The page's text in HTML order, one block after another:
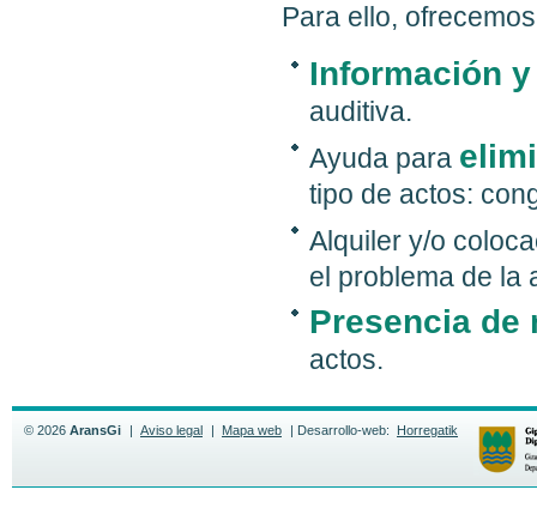
Para ello,
Información
auditiva.
Ayuda para
tipo de actos:
Alquiler y/o
el problema de la
Presencia de
actos.
© 2026 AransGi | Aviso legal | Mapa web | Desarrollo-web: Horregatik